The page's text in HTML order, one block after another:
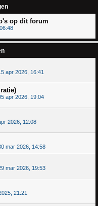
op dit forum
apr 2026, 16:41
apr 2026, 19:04
2026, 12:08
mar 2026, 14:58
mar 2026, 19:53
21:21